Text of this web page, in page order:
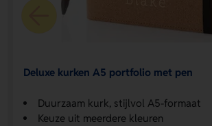
Deluxe kurken A5 portfolio met pen
Duurzaam kurk, stijlvol A5-formaat
Keuze uit meerdere kleuren